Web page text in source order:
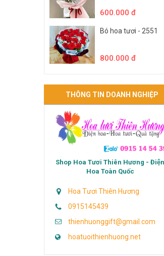
600.000 đ
Bó hoa tươi - 2551
800.000 đ
THÔNG TIN DOANH NGHIỆP
Shop Hoa Tươi Thiên Hương - Điện
Hoa Toàn Quốc
Hoa Tươi Thiên Hương
0915145439
thienhuonggift@gmail.com
hoatuoithienhuong.net